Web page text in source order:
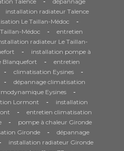
installation radiateur Talence
Le Taillan-Médoc -
Médoc -
entretien
radiateur Le Taillan-
-
installation pompe à
Blanquefort -
entretien
- climatisation Eysines -
-
dépannage climatisation
Eysines -
Lormont -
installation
-
entretien climatisation
- pompe à chaleur Gironde
Gironde -
dépannage
installation radiateur Gironde